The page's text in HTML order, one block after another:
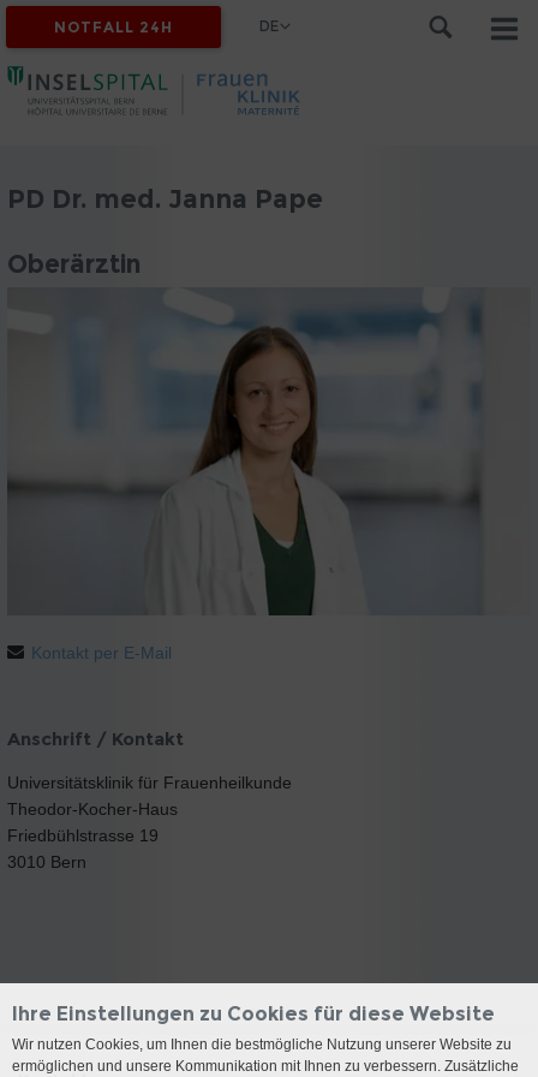
NOTFALL 24H DE
PD Dr. med. Janna Pape
Oberärztin
Kontakt per E-Mail
Anschrift / Kontakt
Universitätsklinik für Frauenheilkunde
Theodor-Kocher-Haus
Friedbühlstrasse 19
3010 Bern
Ihre Einstellungen zu Cookies für diese Website
Wir nutzen Cookies, um Ihnen die bestmögliche Nutzung unserer Website zu
ermöglichen und unsere Kommunikation mit Ihnen zu verbessern. Zusätzliche